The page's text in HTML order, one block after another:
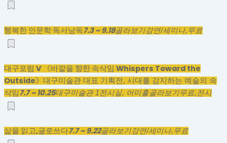
행복한 인문학 독서낭독7.3 ~ 9.18골라보기강연/세미나,무료
대구포럼 V 《바깥을 향한 속삭임 Whispers Toward the
Outside》 대구미술관 대표 기획전, 시대를 감지하는 예술의 속
삭임7.7 ~ 10.25대구미술관 1전시실, 어미홀골라보기무료,전시
삶을 읽고,글로쓰다7.7 ~ 9.22골라보기강연/세미나,무료